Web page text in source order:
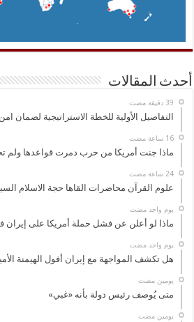
أحدث المقالات
التفاصيل الأولية للخطة الاستراتيجية لضمان
‏16 ساعة مضت
ماذا جنت أمريكا من حرب دمرت قواعدها ولم
‏24 ساعة مضت
علوم القرآن محاضرات القاها حجة الاسلام
‏يوم واحد مضت
ماذا لو أعلن عن فشل حملة أمريكا على إيران
‏يوم واحد مضت
هل تكشف المواجهة مع إيران أفول الهيمنة
‏يومين مضت
متى يُوصف رئيس دولة بأنه «غبي»
‏يومين مضت